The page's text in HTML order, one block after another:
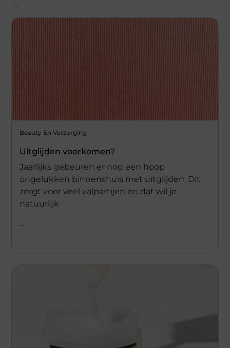
Beauty En Verzorging
Uitglijden voorkomen?
Jaarlijks gebeuren er nog een hoop
ongelukken binnenshuis met uitglijden. Dit
zorgt voor veel valpartijen en dat wil je
natuurlijk
...